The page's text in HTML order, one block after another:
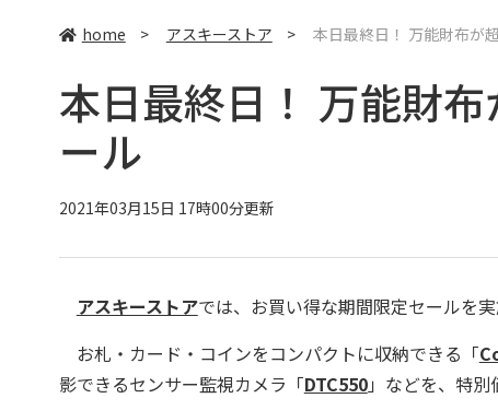
home > アスキーストア > 本日最終日！ 万能財布が
本日最終日！ 万能財
ール
2021年03月15日 17時00分更新
アスキーストアでは、お買い得な期間限定セールを実
お札・カード・コインをコンパクトに収納できる「
影できるセンサー監視カメラ「DTC550」などを、特別